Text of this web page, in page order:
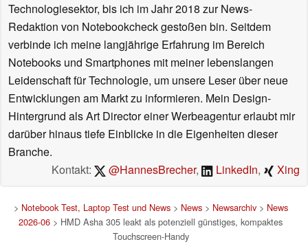
Technologiesektor, bis ich im Jahr 2018 zur News-
Redaktion von Notebookcheck gestoßen bin. Seitdem
verbinde ich meine langjährige Erfahrung im Bereich
Notebooks und Smartphones mit meiner lebenslangen
Leidenschaft für Technologie, um unsere Leser über neue
Entwicklungen am Markt zu informieren. Mein Design-
Hintergrund als Art Director einer Werbeagentur erlaubt mir
darüber hinaus tiefe Einblicke in die Eigenheiten dieser
Branche.
Kontakt:
@HannesBrecher, LinkedIn, Xing
> Notebook Test, Laptop Test und News> News> Newsarchiv> News
2026-06 > HMD Asha 305 leakt als potenziell günstiges, kompaktes
Touchscreen-Handy